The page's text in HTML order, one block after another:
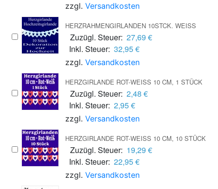
zzgl. Versandkosten
HERZRAHMENGIRLANDEN 10STCK. WEISS
Zuzügl. Steuer: 27,69 €
Inkl. Steuer: 32,95 €
zzgl. Versandkosten
HERZGIRLANDE ROT-WEISS 10 CM, 1 STÜCK
Zuzügl. Steuer: 2,48 €
Inkl. Steuer: 2,95 €
zzgl. Versandkosten
HERZGIRLANDE ROT-WEISS 10 CM, 10 STÜCK
Zuzügl. Steuer: 19,29 €
Inkl. Steuer: 22,95 €
zzgl. Versandkosten